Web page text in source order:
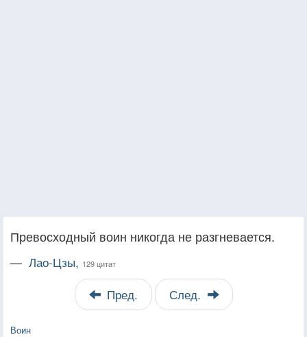
Превосходный воин никогда не разгневается.
— Лао-Цзы, 129 цитат
Пред. След.
Воин